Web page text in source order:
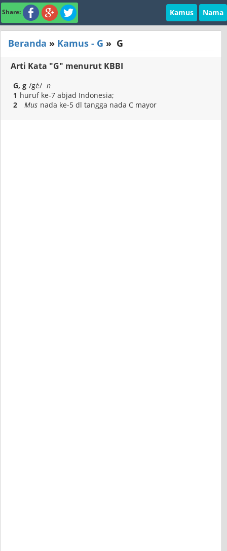
Share: Kamus Nama
Beranda » Kamus - G » G
Arti Kata "G" menurut KBBI
G, g /gé/ n
1 huruf ke-7 abjad Indonesia;
2
Mus nada ke-5 dl tangga nada C mayor